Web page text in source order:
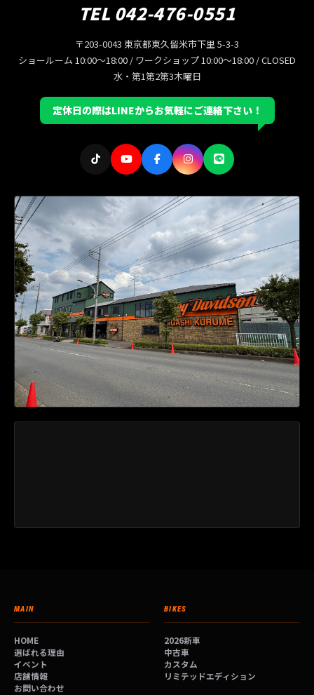
TEL 042-476-0551
〒203-0043 東京都東久留米市下里 5-3-3
ショールーム 10:00〜18:00 / ワークショップ 10:00〜18:00 / CLOSED
水・第1第2第3木曜日
定休日の際はLINEからお気軽にご連絡下さい！
MAIN
HOME
選ばれる理由
イベント
店舗情報
お問い合わせ
BIKES
2026新車
中古車
カスタム
リミテッドエディション